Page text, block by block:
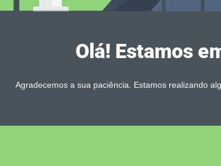
Olá! Estamos
Agradecemos a sua paciência. Estamos realizando